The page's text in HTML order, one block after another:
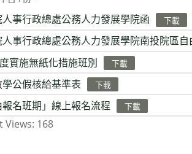
事行政總處公務人力發展學院函
下載
事行政總處公務人力發展學院南投院區
實施無紙化措施班別 下載
公假核給基準表 下載
報名班期」線上報名流程 下載
Views: 168